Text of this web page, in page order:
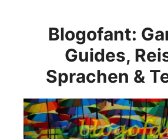
Blogofant:
Guides,
Sprachen &